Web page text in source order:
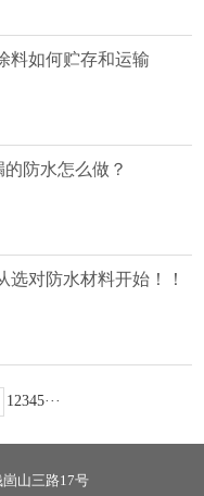
料如何贮存和运输
防水怎么做？
选对防水材料开始！！
12345···
崮山三路17号